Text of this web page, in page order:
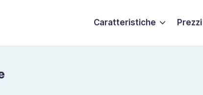
Caratteristiche Prezzi